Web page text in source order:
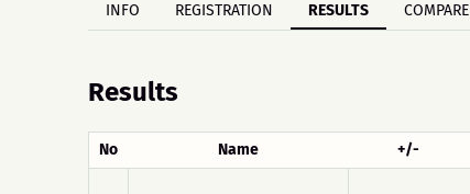
INFO REGISTRATION RESULTS COMPARE
Results
No Name +/-